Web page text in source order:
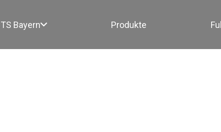
Bayern Produkte